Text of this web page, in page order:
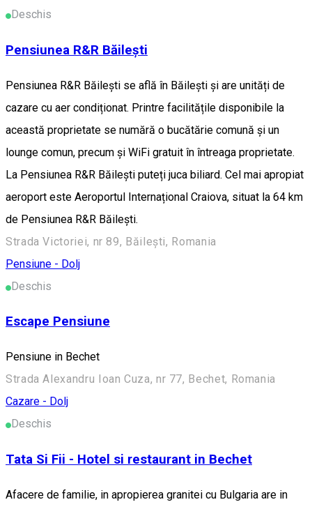
Deschis
Pensiunea R&R Băilești
Pensiunea R&R Băilești se află în Băileşti și are unități de
cazare cu aer condiționat. Printre facilitățile disponibile la
această proprietate se numără o bucătărie comună și un
lounge comun, precum și WiFi gratuit în întreaga proprietate.
La Pensiunea R&R Băilești puteți juca biliard. Cel mai apropiat
aeroport este Aeroportul Internațional Craiova, situat la 64 km
de Pensiunea R&R Băilești.
Strada Victoriei, nr 89, Băilești, Romania
Pensiune - Dolj
Deschis
Escape Pensiune
Pensiune in Bechet
Strada Alexandru Ioan Cuza, nr 77, Bechet, Romania
Cazare - Dolj
Deschis
Tata Si Fii - Hotel si restaurant in Bechet
Afacere de familie, in apropierea granitei cu Bulgaria are in